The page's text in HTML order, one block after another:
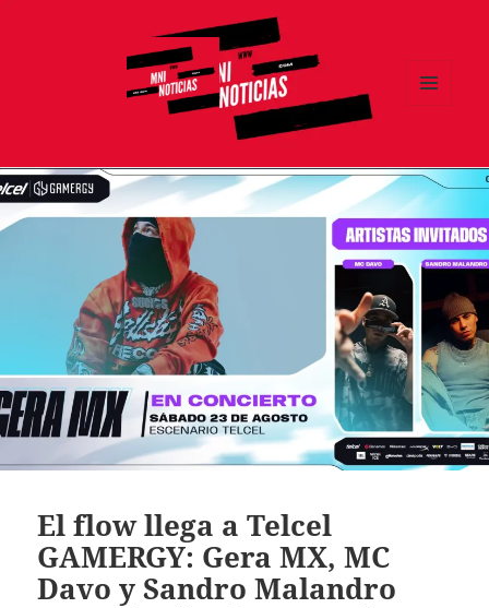
El flow llega a Telcel
GAMERGY: Gera MX, MC
Davo y Sandro Malandro